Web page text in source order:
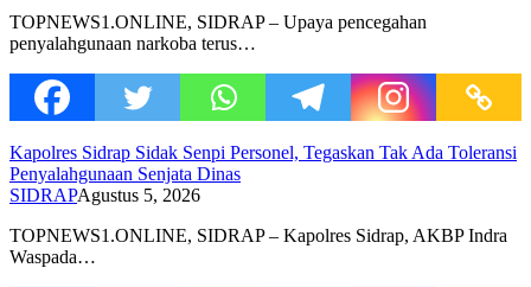
TOPNEWS1.ONLINE, SIDRAP – Upaya pencegahan
penyalahgunaan narkoba terus…
Kapolres Sidrap Sidak Senpi Personel, Tegaskan Tak Ada Toleransi
Penyalahgunaan Senjata Dinas
SIDRAPAgustus 5, 2026
TOPNEWS1.ONLINE, SIDRAP – Kapolres Sidrap, AKBP Indra
Waspada…